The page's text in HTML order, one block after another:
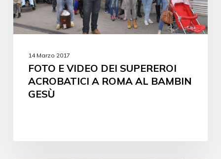
14 Marzo 2017
FOTO E VIDEO DEI SUPEREROI
ACROBATICI A ROMA AL BAMBIN
GESÙ